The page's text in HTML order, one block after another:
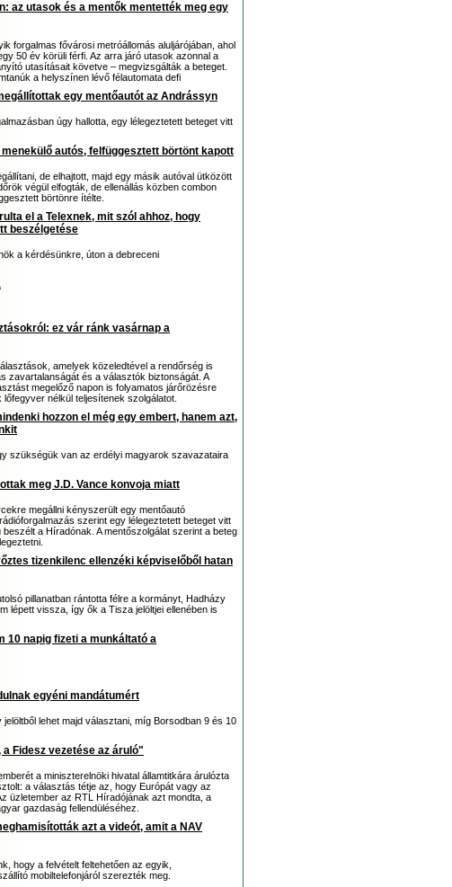
az utasok és a mentők mentették meg egy
forgalmas fővárosi metróállomás aluljárójában, ahol
50 év körüli férfi. Az arra járó utasok azonnal a
utasításait követve – megvizsgálták a beteget.
a helyszínen lévő félautomata defi
egy mentőautót az Andrássyn
úgy hallotta, egy lélegeztetett beteget vitt
autós, felfüggesztett börtönt kapott
de elhajtott, majd egy másik autóval ütközött
végül elfogták, de ellenállás közben combon
börtönre ítélte.
el a Telexnek, mit szól ahhoz, hogy
beszélgetése
a kérdésünkre, úton a debreceni
ez vár ránk vasárnap a
amelyek közeledtével a rendőrség is
zavartalanságát és a választók biztonságát. A
megelőző napon is folyamatos járőrözésre
nélkül teljesítenek szolgálatot.
hozzon el még egy embert, hanem azt,
szükségük van az erdélyi magyarok szavazataira
meg J.D. Vance konvoja miatt
megállni kényszerült egy mentőautó
szerint egy lélegeztetett beteget vitt
a Híradónak. A mentőszolgálat szerint a beteg
tizenkilenc ellenzéki képviselőből hatan
pillanatban rántotta félre a kormányt, Hadházy
lépett vissza, így ők a Tisza jelöltjei ellenében is
10 napig fizeti a munkáltató a
egyéni mandátumért
lehet majd választani, míg Borsodban 9 és 10
Fidesz vezetése az áruló"
a miniszterelnöki hivatal államtitkára árulózta
a választás tétje az, hogy Európát vagy az
üzletember az RTL Híradójának azt mondta, a
gazdaság fellendüléséhez.
azt a videót, amit a NAV
hogy a felvételt feltehetően az egyik,
mobiltelefonjáról szerezték meg.